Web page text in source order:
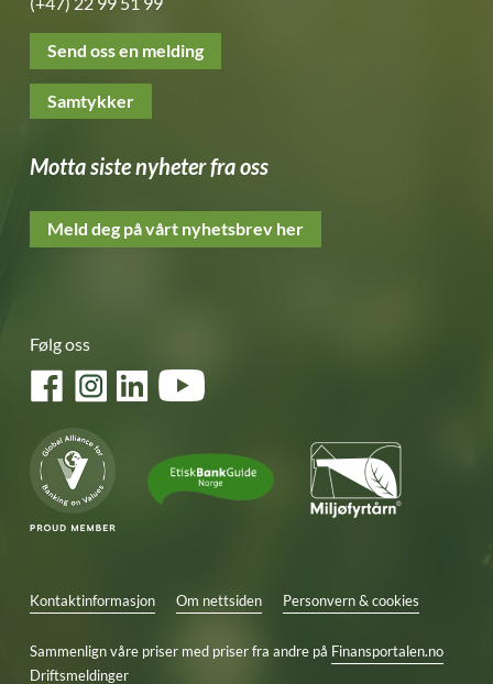
Send oss en melding
Samtykker
Motta siste nyheter fra oss
Meld deg på vårt nyhetsbrev her
Følg oss
FacebookInstagramLinkedInYouTube
Kontaktinformasjon Om nettsiden Personvern & cookies
Sammenlign våre priser med priser fra andre på Finansportalen.no
Driftsmeldinger